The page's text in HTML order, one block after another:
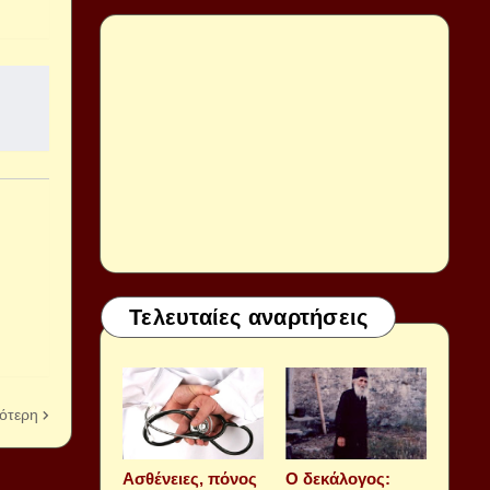
Τελευταίες αναρτήσεις
Aσθένειες, πόνος Ο δεκάλογος: